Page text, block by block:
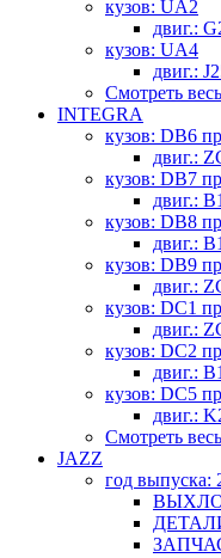
кузов: UA2
двиг.:
кузов: UA4
двиг.:
Смотреть
INTEGRA
кузов: DB6
двиг.:
кузов: DB7
двиг.:
кузов: DB8
двиг.:
кузов: DB9
двиг.:
кузов: DC1
двиг.:
кузов: DC2
двиг.:
кузов: DC5
двиг.:
Смотреть
JAZZ
год выпуска: